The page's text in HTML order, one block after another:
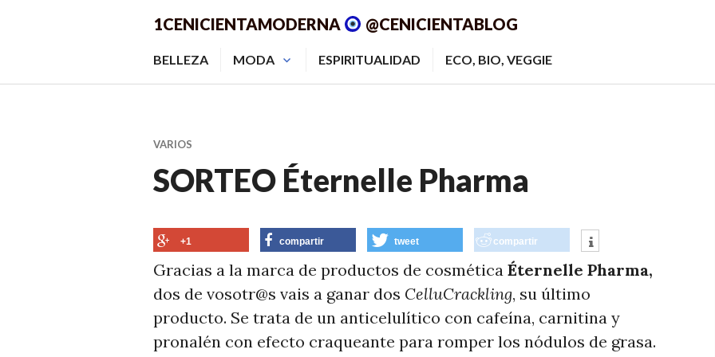
1CENICIENTAMODERNA @CENICIENTABLOG
BELLEZA MODA ESPIRITUALIDAD ECO, BIO, VEGGIE
VARIOS
SORTEO Éternelle Pharma
+1 compartir tweet compartir
Gracias a la marca de productos de cosmética Éternelle Pharma,
dos de vosotr@s vais a ganar dos CelluCrackling, su último
producto. Se trata de un anticelulítico con cafeína, carnitina y
pronalén con efecto craqueante para romper los nódulos de grasa.